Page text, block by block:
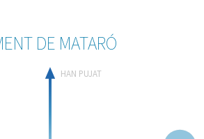
DE MATARÓ
HAN PUJAT